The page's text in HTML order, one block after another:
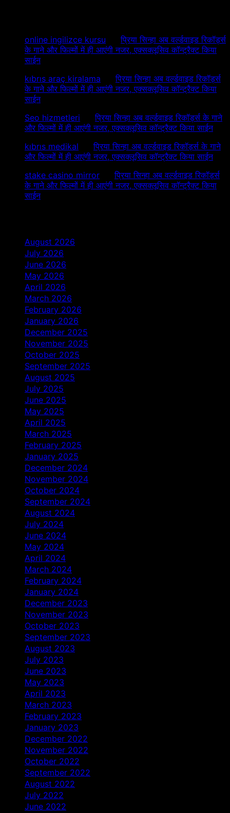
online ingilizce kursu onप्रिया सिन्हा अब वर्ल्डवाइड रिकॉर्ड्स
के गाने और फिल्मों में ही आएंगी नजर, एक्सक्लूसिव कॉन्ट्रैक्ट किया
साईन
kıbrıs araç kiralama onप्रिया सिन्हा अब वर्ल्डवाइड रिकॉर्ड्स
के गाने और फिल्मों में ही आएंगी नजर, एक्सक्लूसिव कॉन्ट्रैक्ट किया
साईन
Seo hizmetleri onप्रिया सिन्हा अब वर्ल्डवाइड रिकॉर्ड्स के गाने
और फिल्मों में ही आएंगी नजर, एक्सक्लूसिव कॉन्ट्रैक्ट किया साईन
kıbrıs medikal onप्रिया सिन्हा अब वर्ल्डवाइड रिकॉर्ड्स के गाने
और फिल्मों में ही आएंगी नजर, एक्सक्लूसिव कॉन्ट्रैक्ट किया साईन
stake casino mirror onप्रिया सिन्हा अब वर्ल्डवाइड रिकॉर्ड्स
के गाने और फिल्मों में ही आएंगी नजर, एक्सक्लूसिव कॉन्ट्रैक्ट किया
साईन
August 2026
July 2026
June 2026
May 2026
April 2026
March 2026
February 2026
January 2026
December 2025
November 2025
October 2025
September 2025
August 2025
July 2025
June 2025
May 2025
April 2025
March 2025
February 2025
January 2025
December 2024
November 2024
October 2024
September 2024
August 2024
July 2024
June 2024
May 2024
April 2024
March 2024
February 2024
January 2024
December 2023
November 2023
October 2023
September 2023
August 2023
July 2023
June 2023
May 2023
April 2023
March 2023
February 2023
January 2023
December 2022
November 2022
October 2022
September 2022
August 2022
July 2022
June 2022